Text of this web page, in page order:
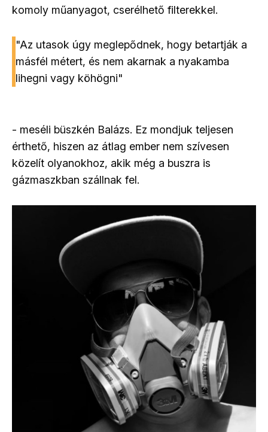
komoly műanyagot, cserélhető filterekkel.
"Az utasok úgy meglepődnek, hogy betartják a
másfél métert, és nem akarnak a nyakamba
lihegni vagy köhögni"
- meséli büszkén Balázs. Ez mondjuk teljesen
érthető, hiszen az átlag ember nem szívesen
közelít olyanokhoz, akik még a buszra is
gázmaszkban szállnak fel.